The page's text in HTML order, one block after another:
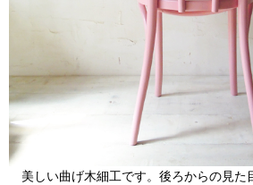
美しい曲げ木細工です。後ろからの見た